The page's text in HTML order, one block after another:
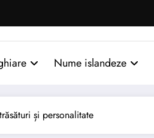
Nume islandeze
și personalitate